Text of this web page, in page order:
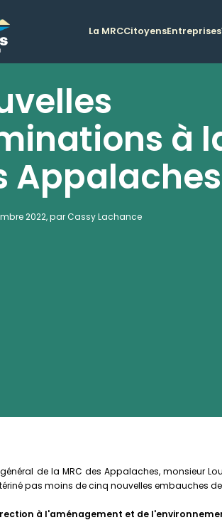
La MRCCitoyensEntreprises
à
Appalaches
2022, par Cassy Lachance
de la MRC des Appalaches, monsieur
pas moins de cinq nouvelles embauches
à l'aménagement et de